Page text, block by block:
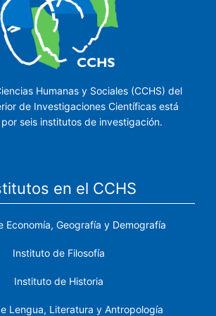
Humanas y Sociales (CCHS) del
de Investigaciones Científicas está
seis institutos de investigación.
en el CCHS
Economía, Geografía y Demografía
Instituto de Filosofía
Instituto de Historia
Lengua, Literatura y Antropología